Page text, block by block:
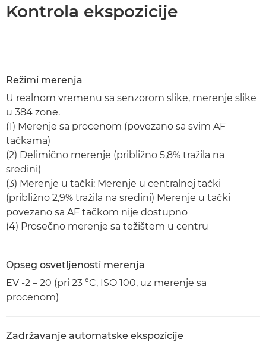
Kontrola ekspozicije
Režimi merenja
U realnom vremenu sa senzorom slike, merenje slike
u 384 zone.
(1) Merenje sa procenom (povezano sa svim AF
tačkama)
(2) Delimično merenje (približno 5,8% tražila na
sredini)
(3) Merenje u tački: Merenje u centralnoj tački
(približno 2,9% tražila na sredini) Merenje u tački
povezano sa AF tačkom nije dostupno
(4) Prosečno merenje sa težištem u centru
Opseg osvetljenosti merenja
EV -2 – 20 (pri 23 °C, ISO 100, uz merenje sa
procenom)
Zadržavanje automatske ekspozicije